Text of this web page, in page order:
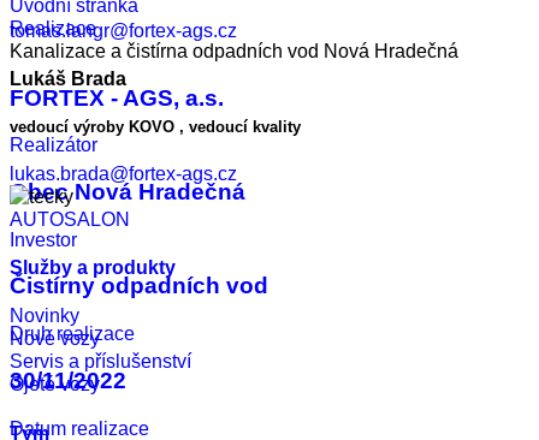
tomas.langr@fortex-ags.cz
Lukáš Brada
vedoucí výroby KOVO , vedoucí kvality
lukas.brada@fortex-ags.cz
AUTOSALON
Služby a produkty
Novinky
Nové vozy
Servis a příslušenství
Ojeté vozy
Tým
Úvodní stránka
Realizace
Kanalizace a čistírna odpadních vod Nová Hradečná
FORTEX - AGS, a.s.
Realizátor
Obec Nová Hradečná
Investor
Čistírny odpadních vod
Druh realizace
30/11/2022
Datum realizace